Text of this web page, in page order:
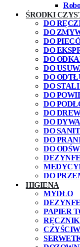
ŚRODKI
DO
DO
DO
DO
DO
DO
DO
DO
DO
DO
DO
DO
DO
DO
DO
DO
HIGIENA
MYDŁO
PAPIER